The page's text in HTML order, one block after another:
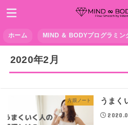
ホーム MIND ＆ BODYプログラミン
2020年2月
方眼ノート うまく